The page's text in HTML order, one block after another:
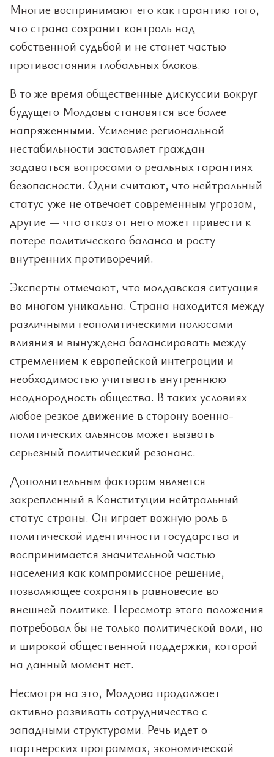
Многие воспринимают его как гарантию того,
что страна сохранит контроль над
собственной судьбой и не станет частью
противостояния глобальных блоков.
В то же время общественные дискуссии вокруг
будущего Молдовы становятся все более
напряженными. Усиление региональной
нестабильности заставляет граждан
задаваться вопросами о реальных гарантиях
безопасности. Одни считают, что нейтральный
статус уже не отвечает современным угрозам,
другие — что отказ от него может привести к
потере политического баланса и росту
внутренних противоречий.
Эксперты отмечают, что молдавская ситуация
во многом уникальна. Страна находится между
различными геополитическими полюсами
влияния и вынуждена балансировать между
стремлением к европейской интеграции и
необходимостью учитывать внутреннюю
неоднородность общества. В таких условиях
любое резкое движение в сторону военно-
политических альянсов может вызвать
серьезный политический резонанс.
Дополнительным фактором является
закрепленный в Конституции нейтральный
статус страны. Он играет важную роль в
политической идентичности государства и
воспринимается значительной частью
населения как компромиссное решение,
позволяющее сохранять равновесие во
внешней политике. Пересмотр этого положения
потребовал бы не только политической воли, но
и широкой общественной поддержки, которой
на данный момент нет.
Несмотря на это, Молдова продолжает
активно развивать сотрудничество с
западными структурами. Речь идет о
партнерских программах, экономической